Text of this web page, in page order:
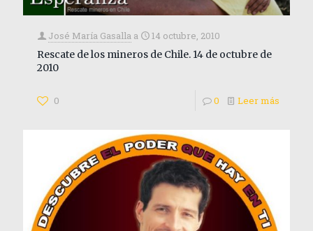
José María Gasalla a
14 octubre, 2010
Rescate de los mineros de Chile. 14 de octubre de
2010
0 0 Leer más